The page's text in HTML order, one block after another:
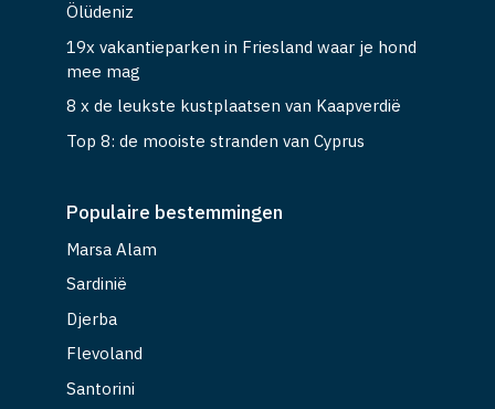
Ölüdeniz
19x vakantieparken in Friesland waar je hond
mee mag
8 x de leukste kustplaatsen van Kaapverdië
Top 8: de mooiste stranden van Cyprus
Populaire bestemmingen
Marsa Alam
Sardinië
Djerba
Flevoland
Santorini